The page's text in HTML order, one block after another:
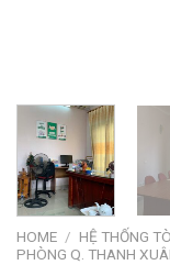
HOME / HỆ THỐNG
PHÒNG Q. THANH